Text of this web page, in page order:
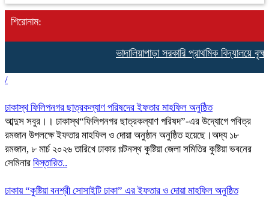
শিরোনাম:
ভাদালিয়াপাড়া সরকারি প্রাথমিক বিদ্যালয়ে
/
ঢাকাস্থ ফিলিপনগর ছাত্রকল্যাণ পরিষদের ইফতার মাহফিল অনুষ্ঠিত
আব্দুস সবুর।। ঢাকাস্থ“ফিলিপনগর ছাত্রকল্যাণ পরিষদ”-এর উদ্যোগে পবিত্র
রমজান উপলক্ষে ইফতার মাহফিল ও দোয়া অনুষ্ঠান অনুষ্ঠিত হয়েছে।অদ্য ১৮
রমজান, ৮ মার্চ ২০২৬ তারিখে ঢাকার পল্টনস্থ কুষ্টিয়া জেলা সমিতির কুষ্টিয়া ভবনের
সেমিনার বিস্তারিত..
ঢাকায় “কুষ্টিয়া বনশ্রী সোসাইটি ঢাকা” এর ইফতার ও দোয়া মাহফিল অনুষ্ঠিত